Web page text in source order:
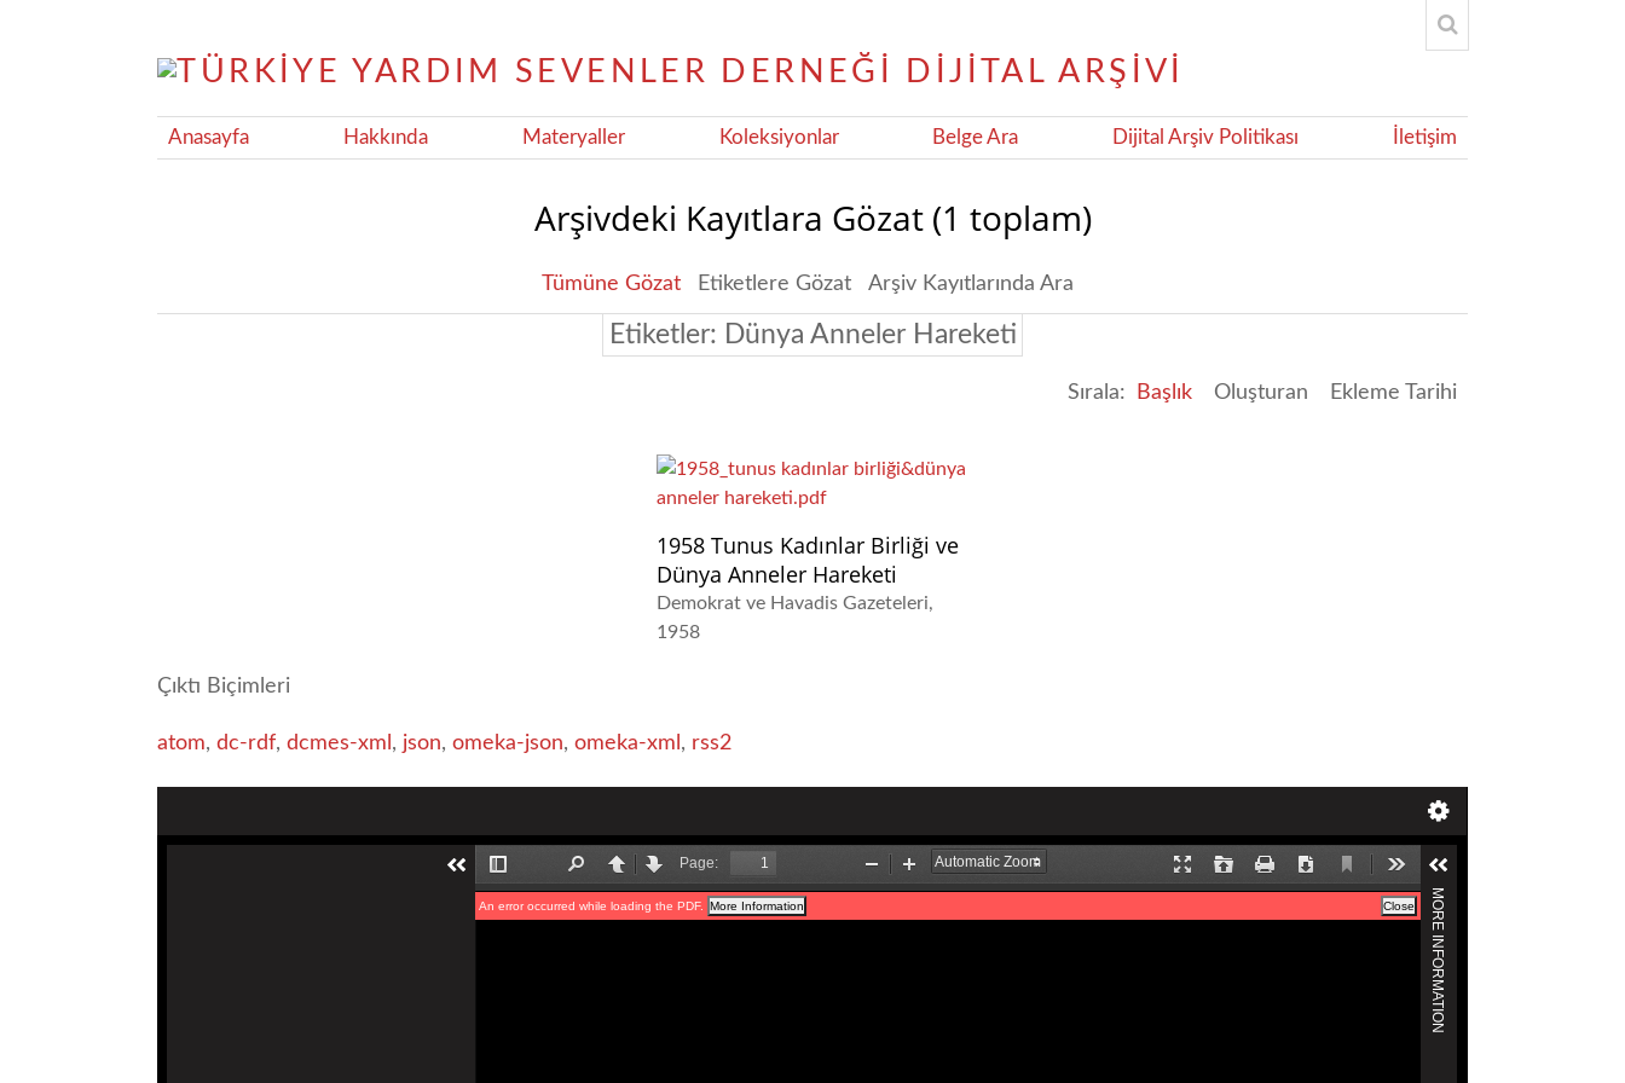
Anasayfa Hakkında Materyaller Koleksiyonlar Belge Ara Dijital Arşiv Politikası İletişim
Arşivdeki Kayıtlara Gözat (1 toplam)
Tümüne Gözat Etiketlere Gözat Arşiv Kayıtlarında Ara
Etiketler: Dünya Anneler Hareketi
Sırala: Başlık Oluşturan Ekleme Tarihi
1958 Tunus Kadınlar Birliği ve
Dünya Anneler Hareketi
Demokrat ve Havadis Gazeteleri
1958
Çıktı Biçimleri
atom,dc-rdf,dcmes-xml , json,omeka-json,omeka-xml , rss2